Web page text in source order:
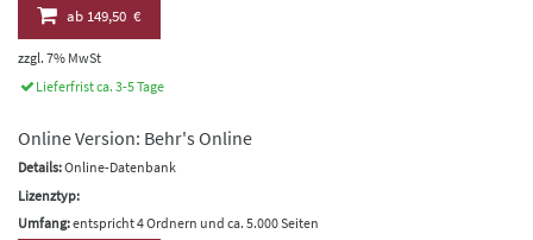
ab149,50 €
zzgl. 7% MwSt
Lieferfrist ca. 3-5 Tage
Online Version: Behr's Online
Details:Online-Datenbank
Lizenztyp:
Umfang:entspricht 4 Ordnern und ca. 5.000 Seiten